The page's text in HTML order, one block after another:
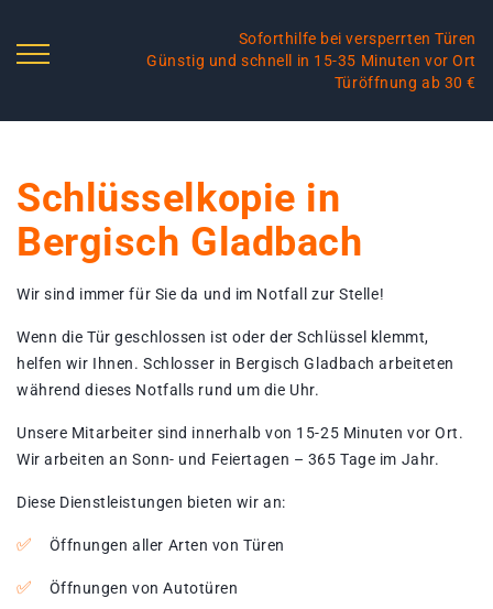
Soforthilfe bei versperrten Türen
Günstig und schnell in 15-35 Minuten vor Ort
Türöffnung ab 30 €
Schlüsselkopie in
Bergisch Gladbach
Wir sind immer für Sie da und im Notfall zur Stelle!
Wenn die Tür geschlossen ist oder der Schlüssel klemmt,
helfen wir Ihnen. Schlosser in Bergisch Gladbach arbeiteten
während dieses Notfalls rund um die Uhr.
Unsere Mitarbeiter sind innerhalb von 15-25 Minuten vor Ort.
Wir arbeiten an Sonn- und Feiertagen – 365 Tage im Jahr.
Diese Dienstleistungen bieten wir an:
Öffnungen aller Arten von Türen
Öffnungen von Autotüren